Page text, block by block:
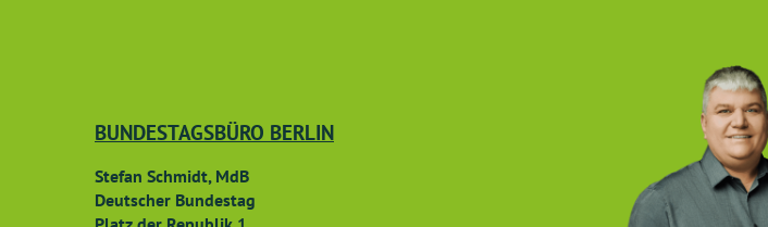
BUNDESTAGSBÜRO BERLIN
Stefan Schmidt, MdB
Deutscher Bundestag